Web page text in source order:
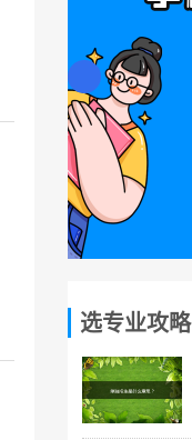
选专业攻略